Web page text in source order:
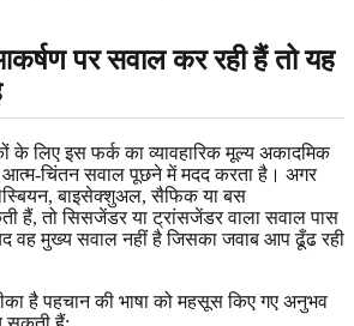
पर सवाल कर रही हैं तो यह
के लिए इस फर्क का व्यावहारिक मूल्य अकादमिक
चिंतन सवाल पूछने में मदद करता है। अगर
बाइसेक्शुअल, सैफिक या बस
हैं, तो सिसजेंडर या ट्रांसजेंडर वाला सवाल पास
वह मुख्य सवाल नहीं है जिसका जवाब आप ढूँढ रही
है पहचान की भाषा को महसूस किए गए अनुभव